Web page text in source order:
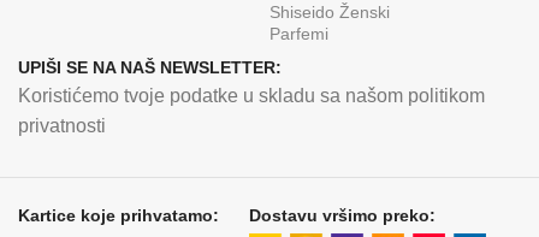
Shiseido Ženski
Parfemi
UPIŠI SE NA NAŠ NEWSLETTER:
Koristićemo tvoje podatke u skladu sa našom politikom
privatnosti
Kartice koje prihvatamo: Dostavu vršimo preko: